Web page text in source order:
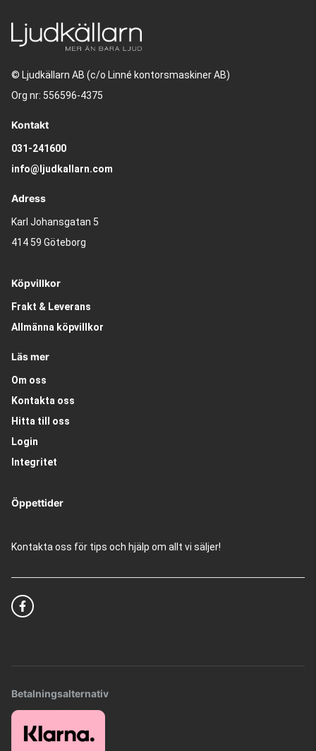
© Ljudkällarn AB (c/o Linné kontorsmaskiner AB)
Org nr: 556596-4375
Kontakt
031-241600
info@ljudkallarn.com
Adress
Karl Johansgatan 5
414 59 Göteborg
Köpvillkor
Frakt & Leverans
Allmänna köpvillkor
Läs mer
Om oss
Kontakta oss
Hitta till oss
Login
Integritet
Öppettider
Kontakta oss för tips och hjälp om allt vi säljer!
Betalningsalternativ